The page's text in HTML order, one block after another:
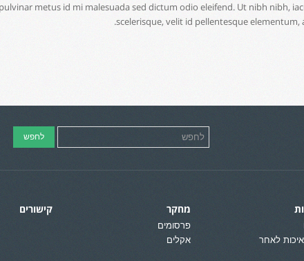
metus id mi malesuada sed dictum odio eleifend. Ut nibh nibh,
scelerisque, velit id pellentesque
לאחר
מחקר
פרסומים
אקלים
קישורים